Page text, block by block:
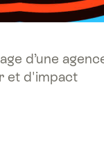
d’une
et d'impact